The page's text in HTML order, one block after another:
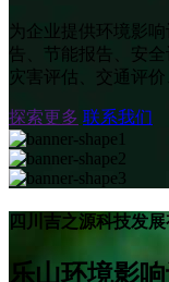
为企业提供环境影
告、节能报告、安
灾害评估、交通评
探索更多 联系我们
四川吉之源科技发展
乐山环境影